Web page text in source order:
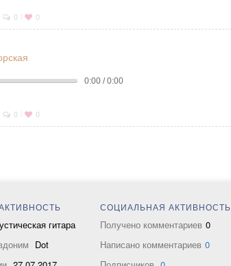
0 0
0:00 / 0:00
0 0
гитара
Dot
СОЦИАЛЬНАЯ АКТИВНОСТЬ
Получено комментариев 0
Написано комментариев 0